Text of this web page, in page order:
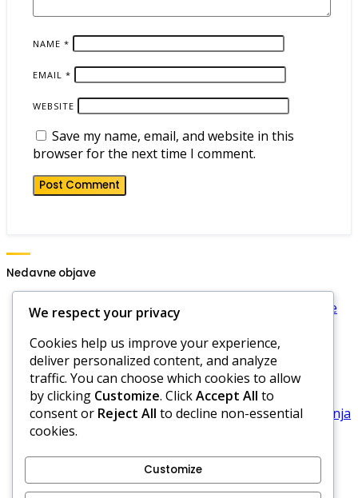
NAME *
EMAIL *
WEBSITE
Save my name, email, and website in this
browser for the next time I comment.
Nedavne objave
Četiri lopte golf: Formati bodovanja, Varijacije igre
na udarce, Formati mečeva
Četiri lopte golf: Sporovi u bodovanju, Rješavanje
sukoba, Poštena igra
Pravila Four Ball Golfa: Utvrđivanje uloga,
Definiranje odgovornosti, Jasnoća
Četiri lopte golf: Pravila mečeva, Metode odlučivanja
u slučaju izjednačenja, Timska igra
Bilježenje rezultata, Provjere točnosti
We respect your privacy
Cookies help us improve your experience,
deliver personalized content, and analyze
traffic. You can choose which cookies to allow
by clicking Customize. ClickAccept All to
consent or Reject All to decline non-essential
cookies.
Customize